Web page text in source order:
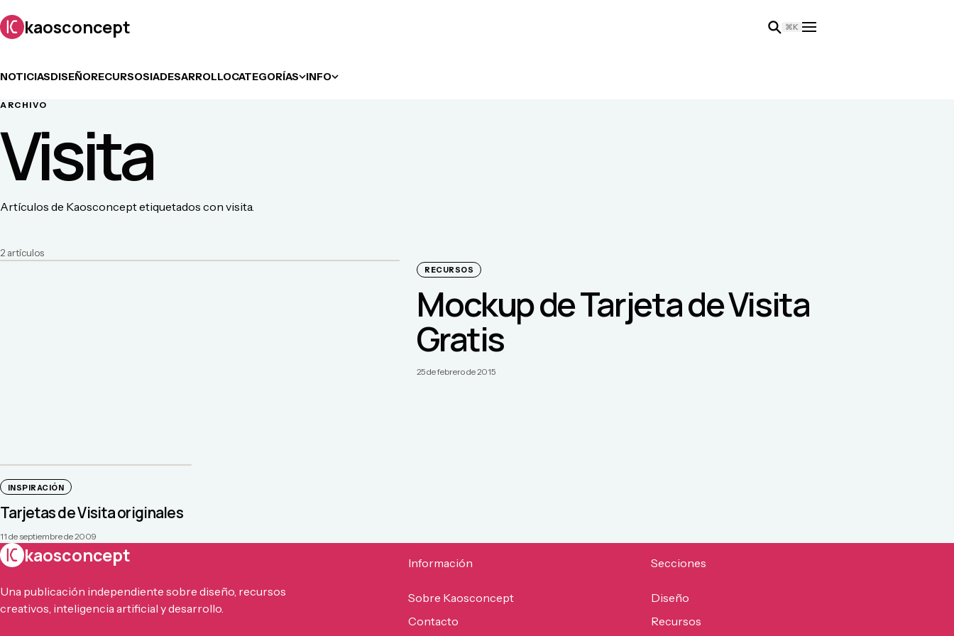
kaosconcept ⌘K
NOTICIASDISEÑORECURSOSIADESARROLLOCATEGORÍAS INFO
ARCHIVO
Visita
Artículos de Kaosconcept etiquetados con visita.
2 artículos
RECURSOS
Mockup de Tarjeta de Visita
Gratis
25 de febrero de 2015
INSPIRACIÓN
Tarjetas de Visita originales
11 de septiembre de 2009
kaosconcept
Una publicación independiente sobre diseño, recursos
creativos, inteligencia artificial y desarrollo.
Información
Sobre Kaosconcept
Contacto
Secciones
Diseño
Recursos